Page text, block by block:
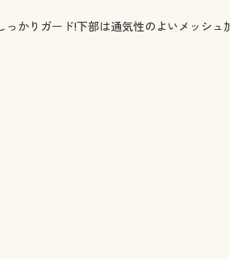
かりガード!下部は通気性のよいメッシュ